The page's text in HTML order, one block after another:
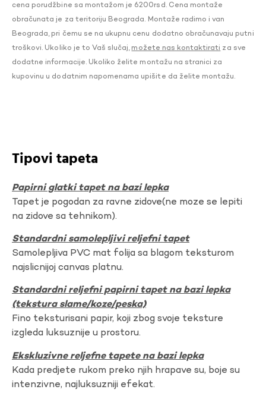
cena porudžbine sa montažom je 6200rsd. Cena montaže
obračunata je za teritoriju Beograda. Montaže radimo i van
Beograda, pri čemu se na ukupnu cenu dodatno obračunavaju putni
troškovi. Ukoliko je to Vaš slučaj, možete nas kontaktirati za sve
dodatne informacije. Ukoliko želite montažu na stranici za
kupovinu u dodatnim napomenama upišite da želite montažu.
Tipovi tapeta
Papirni glatki tapet na bazi lepka
Tapet je pogodan za ravne zidove(ne moze se lepiti
na zidove sa tehnikom).
Standardni samolepljivi reljefni tapet
Samolepljiva PVC mat folija sa blagom teksturom
najslicnijoj canvas platnu.
Standardni reljefni papirni tapet na bazi lepka
(tekstura slame/koze/peska)
Fino teksturisani papir, koji zbog svoje teksture
izgleda luksuznije u prostoru.
Ekskluzivne reljefne tapete na bazi lepka
Kada predjete rukom preko njih hrapave su, boje su
intenzivne, najluksuzniji efekat.